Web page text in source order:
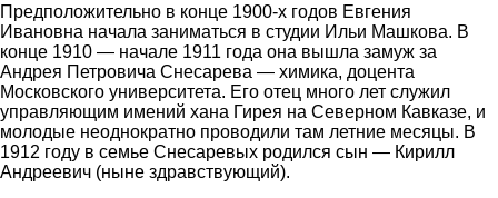
Предположительно в конце 1900-х годов Евгения
Ивановна начала заниматься в студии Ильи Машкова. В
конце 1910 — начале 1911 года она вышла замуж за
Андрея Петровича Снесарева — химика, доцента
Московского университета. Его отец много лет служил
управляющим имений хана Гирея на Северном Кавказе, и
молодые неоднократно проводили там летние месяцы. В
1912 году в семье Снесаревых родился сын — Кирилл
Андреевич (ныне здравствующий).